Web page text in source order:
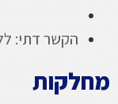
הקשר דתי:
מחלקות